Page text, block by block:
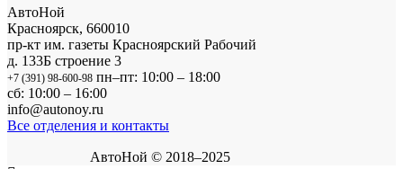
АвтоНой
Красноярск, 660010
пр-кт им. газеты Красноярский Рабочий
д. 133Б строение 3
+7 (391) 98-600-98 пн–пт: 10:00 – 18:00
сб: 10:00 – 16:00
info@autonoy.ru
Все отделения и контакты
АвтоНой © 2018–2025